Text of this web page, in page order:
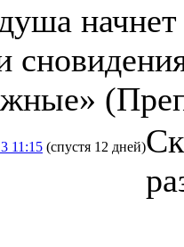
начнет
11:15 (спустя 12 дней)